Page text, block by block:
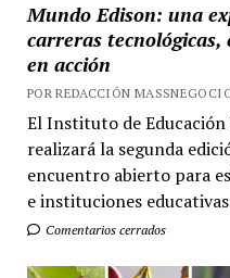
Mundo Edison: una
carreras tecnológicas,
en acción
POR REDACCIÓN
El Instituto de
realizará la segunda
encuentro abierto para
e instituciones
Comentarios cerrados